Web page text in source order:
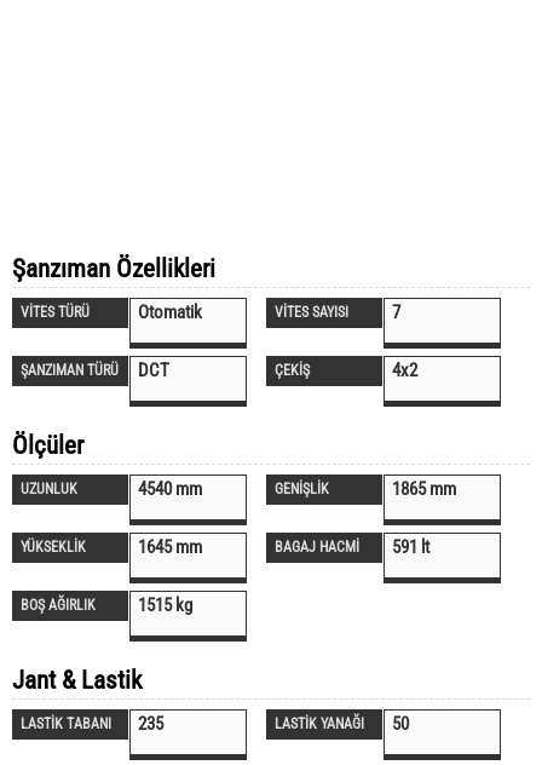
Şanzıman Özellikleri
VİTES TÜRÜ Otomatik VİTES SAYISI 7
ŞANZIMAN TÜRÜ DCT ÇEKİŞ 4x2
Ölçüler
UZUNLUK 4540 mm GENİŞLİK 1865 mm
YÜKSEKLİK 1645 mm BAGAJ HACMİ 591 lt
BOŞ AĞIRLIK 1515 kg
Jant & Lastik
LASTİK TABANI 235 LASTİK YANAĞI 50